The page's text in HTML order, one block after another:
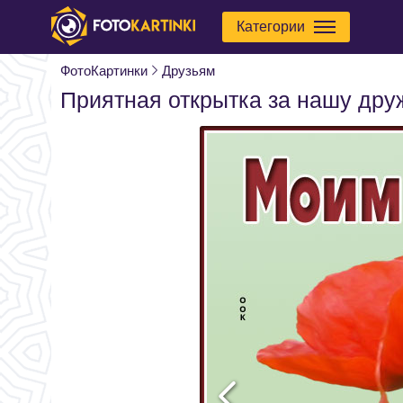
Категории
ФотоКартинки Друзьям
Приятная открытка за нашу